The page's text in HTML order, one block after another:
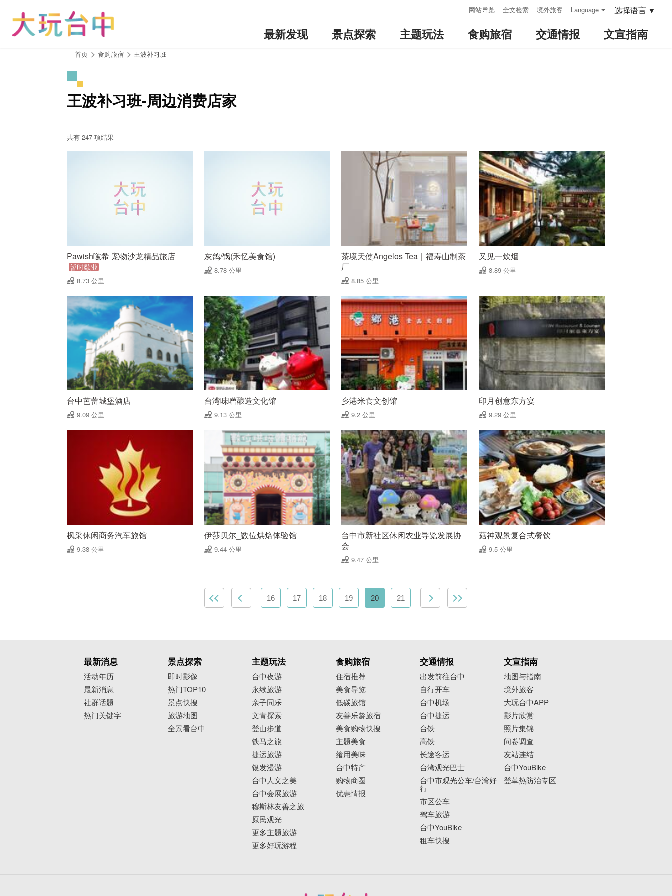
网站导览 全文检索 境外旅客 Language 选择语言 ▼
最新发现 景点探索 主题玩法 食购旅宿 交通情报 文宣指南
首页 食购旅宿 王波补习班
王波补习班-周边消费店家
共有 247 项结果
Pawish啵希 宠物沙龙精品旅店
暂时歇业
8.73 公里
灰鸽/锅(禾忆美食馆)
8.78 公里
茶境天使Angelos Tea｜福寿山制茶
厂
8.85 公里
又见一炊烟
8.89 公里
台中芭蕾城堡酒店
9.09 公里
台湾味噌酿造文化馆
9.13 公里
乡港米食文创馆
9.2 公里
印月创意东方宴
9.29 公里
枫采休闲商务汽车旅馆
9.38 公里
伊莎贝尔_数位烘焙体验馆
9.44 公里
台中市新社区休闲农业导览发展协
会
9.47 公里
菇神观景复合式餐饮
9.5 公里
16 17 18 19 20 21
最新消息
活动年历
最新消息
社群话题
热门关键字
景点探索
即时影像
热门TOP10
景点快搜
旅游地图
全景看台中
主题玩法
台中夜游
永续旅游
亲子同乐
文青探索
登山步道
铁马之旅
捷运旅游
银发漫游
台中人文之美
台中会展旅游
穆斯林友善之旅
原民观光
更多主题旅游
更多好玩游程
食购旅宿
住宿推荐
美食导览
低碳旅馆
友善乐龄旅宿
美食购物快搜
主题美食
飨用美味
台中特产
购物商圈
优惠情报
交通情报
出发前往台中
自行开车
台中机场
台中捷运
台铁
高铁
长途客运
台湾观光巴士
台中市观光公车/台湾好
行
市区公车
驾车旅游
台中YouBike
租车快搜
文宣指南
地图与指南
境外旅客
大玩台中APP
影片欣赏
照片集锦
问卷调查
友站连结
台中YouBike
登革热防治专区